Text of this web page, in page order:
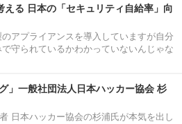
える 日本の「セキュリティ自給率」向
アプライアンスを導入していますが自分
守られているかわかっていないんじゃな
」一般社団法人日本ハッカー協会 杉
日本ハッカー協会の杉浦氏が本気を出し